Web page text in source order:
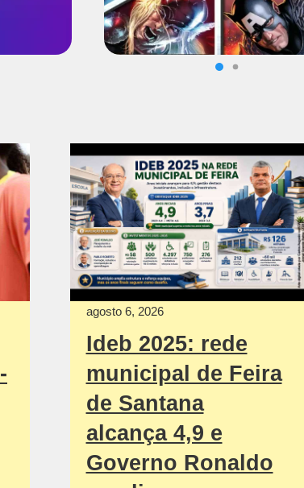
agosto 6, 2026
Ideb 2025: rede
municipal de Feira
de Santana
alcança 4,9 e
Governo Ronaldo